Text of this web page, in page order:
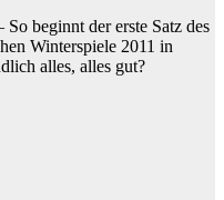
beginnt der erste Satz des
Winterspiele 2011 in
alles, alles gut?